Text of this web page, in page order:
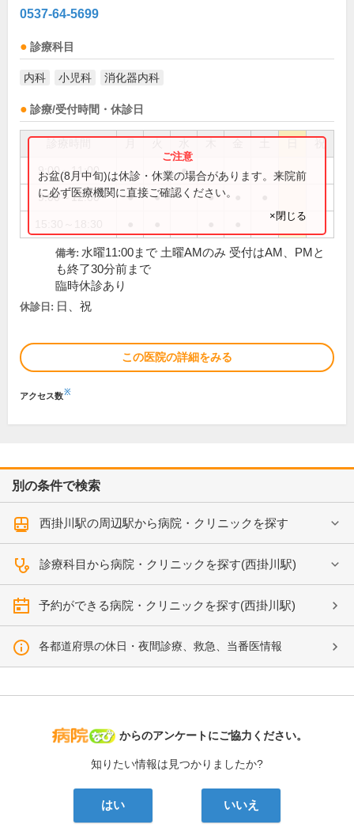
0537-64-5699
診療科目
内科 小児科 消化器内科
診療/受付時間・休診日
祝
9:00～11:00 ●
9:00～12:00 ● ● ●
お盆(8月中旬)は休診・休業の場合があります。来院前
に必ず医療機関に直接ご確認ください。
×閉じる
備考: 水曜11:00まで 土曜AMのみ 受付はAM、PMと
も終了30分前まで
臨時休診あり
休診日: 日、祝
この医院の詳細をみる
アクセス数※
別の条件で検索
西掛川駅の周辺駅から病院・クリニックを探す
診療科目から病院・クリニックを探す(西掛川駅)
予約ができる病院・クリニックを探す(西掛川駅)
各都道府県の休日・夜間診療、救急、当番医情報
病院なび
からのアンケートにご協力ください。
知りたい情報は見つかりましたか?
はい いいえ